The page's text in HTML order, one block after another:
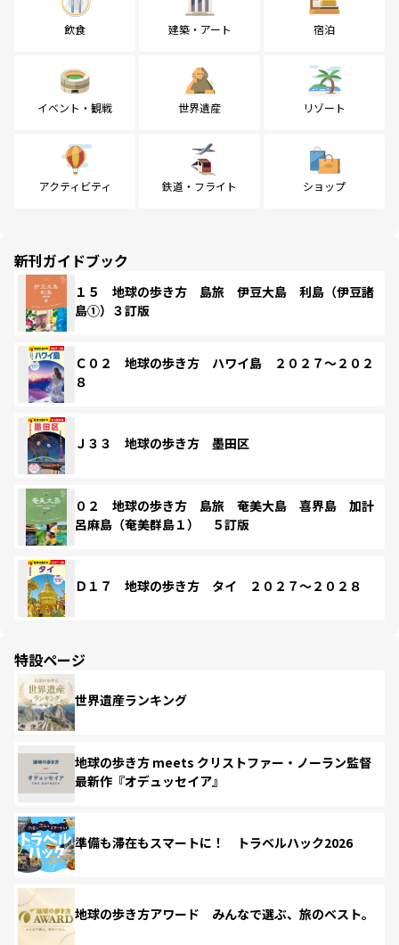
飲食 建築・アート 宿泊
イベント・観戦 世界遺産 リゾート
アクティビティ 鉄道・フライト ショップ
新刊ガイドブック
１５ 地球の歩き方 島旅 伊豆大島 利島（伊豆諸
島①）３訂版
Ｃ０２ 地球の歩き方 ハワイ島 ２０２７～２０２
８
Ｊ３３ 地球の歩き方 墨田区
０２ 地球の歩き方 島旅 奄美大島 喜界島 加計
呂麻島（奄美群島１） ５訂版
Ｄ１７ 地球の歩き方 タイ ２０２７～２０２８
特設ページ
世界遺産ランキング
地球の歩き方 meets クリストファー・ノーラン監督
最新作『オデュッセイア』
準備も滞在もスマートに！ トラベルハック2026
地球の歩き方アワード みんなで選ぶ、旅のベスト。